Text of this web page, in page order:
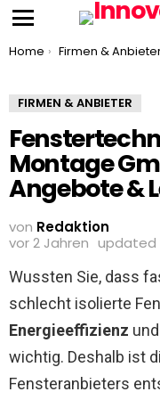
You are here:
Home Firmen &
FIRMEN & ANBIETER
Montage
Angebote &
von Redaktion
vor 2 Jahren updated
Wussten Sie, dass
schlecht isolierte
Energieeffizienz
wichtig. Deshalb ist
Fensteranbieters